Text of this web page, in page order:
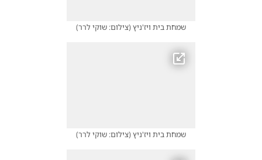
שמחת בית ויז'ניץ(צילום: שוקי לרר)
שמחת בית ויז'ניץ(צילום: שוקי לרר)